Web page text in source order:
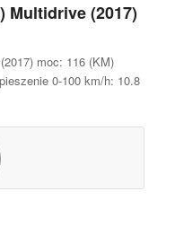
Multidrive (2017)
moc: 116 (KM)
0-100 km/h: 10.8